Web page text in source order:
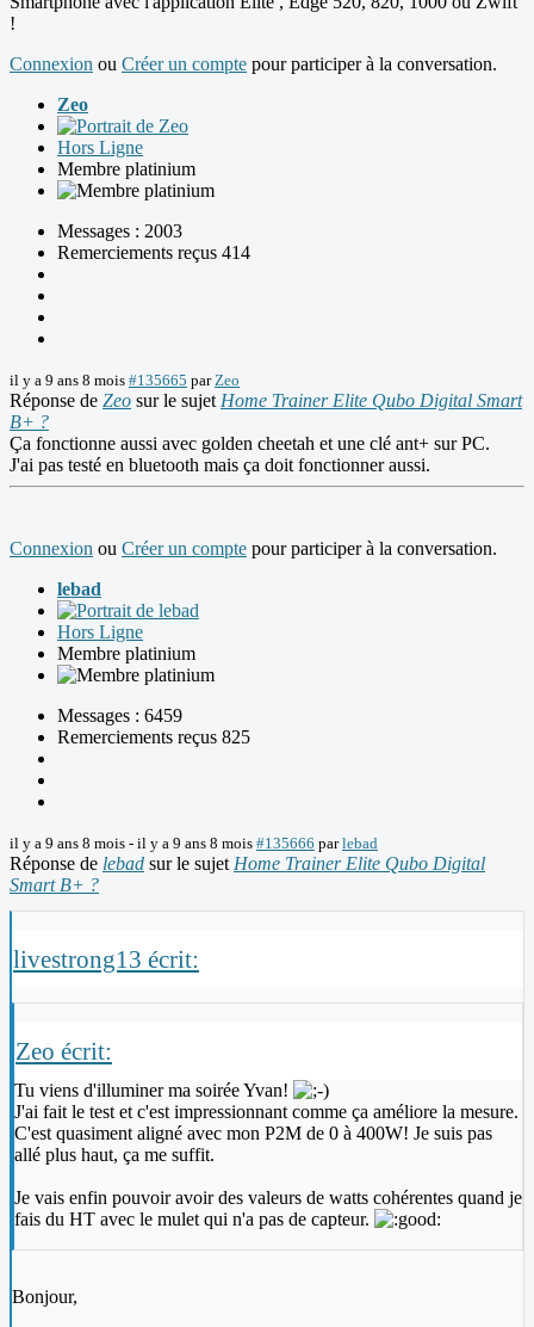
!
Connexion ou Créer un compte pour participer à la conversation.
Zeo
Hors Ligne
Membre platinium
Messages : 2003
Remerciements reçus 414
il y a 9 ans 8 mois #135665 par Zeo
Réponse de Zeo sur le sujet Home Trainer Elite Qubo Digital Smart
B+ ?
Ça fonctionne aussi avec golden cheetah et une clé ant+ sur PC.
J'ai pas testé en bluetooth mais ça doit fonctionner aussi.
Connexion ou Créer un compte pour participer à la conversation.
lebad
Hors Ligne
Membre platinium
Messages : 6459
Remerciements reçus 825
il y a 9 ans 8 mois - il y a 9 ans 8 mois #135666 parlebad
Réponse de lebad sur le sujet Home Trainer Elite Qubo Digital
Smart B+ ?
livestrong13 écrit:
Zeo écrit:
Tu viens d'illuminer ma soirée Yvan!
J'ai fait le test et c'est impressionnant comme ça améliore la mesure.
C'est quasiment aligné avec mon P2M de 0 à 400W! Je suis pas
allé plus haut, ça me suffit.
Je vais enfin pouvoir avoir des valeurs de watts cohérentes quand je
fais du HT avec le mulet qui n'a pas de capteur.
Bonjour,